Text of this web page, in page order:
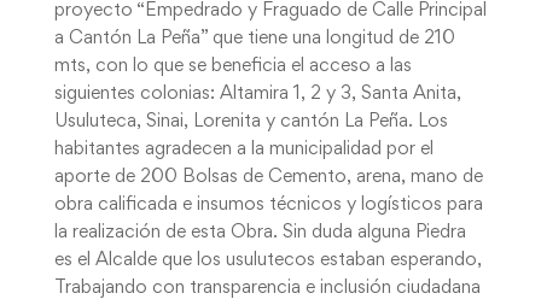
proyecto “Empedrado y Fraguado de Calle Principal
a Cantón La Peña” que tiene una longitud de 210
mts, con lo que se beneficia el acceso a las
siguientes colonias: Altamira 1, 2 y 3, Santa Anita,
Usuluteca, Sinai, Lorenita y cantón La Peña. Los
habitantes agradecen a la municipalidad por el
aporte de 200 Bolsas de Cemento, arena, mano de
obra calificada e insumos técnicos y logísticos para
la realización de esta Obra. Sin duda alguna Piedra
es el Alcalde que los usulutecos estaban esperando,
Trabajando con transparencia e inclusión ciudadana